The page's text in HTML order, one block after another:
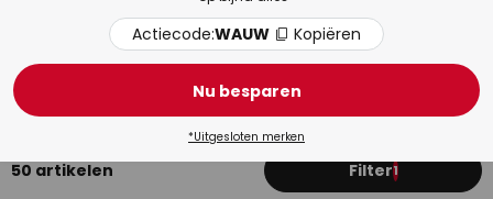
50 artikelen Filter1
Actiecode:WAUW Kopiëren
Nu besparen
*Uitgesloten merken